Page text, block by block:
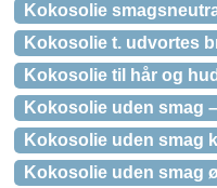
Kokosolie
Kokosolie t. udvortes
Kokosolie til hår og hud
Kokosolie uden smag –
Kokosolie uden smag
Kokosolie uden smag